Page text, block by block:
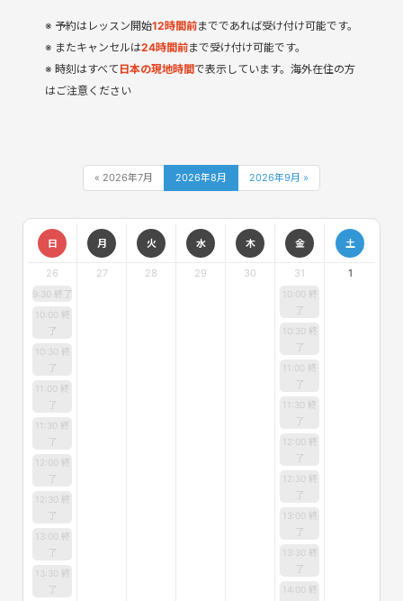
予約はレッスン開始12時間前までであれば受け付け可能です。
またキャンセルは24時間前まで受け付け可能です。
時刻はすべて 日本の現地時間で表示しています。海外在住の方
はご注意ください
« 2026年7月 2026年8月 2026年9月 »
日 月 火 水 木 金 土
26
9:30 終了
10:00 終
了
10:30 終
了
11:00 終
了
11:30 終
了
12:00 終
了
12:30 終
了
13:00 終
了
13:30 終
了
27 28 29 30 31
10:00 終
了
10:30 終
了
11:00 終
了
11:30 終
了
12:00 終
了
12:30 終
了
13:00 終
了
13:30 終
了
14:00 終
1